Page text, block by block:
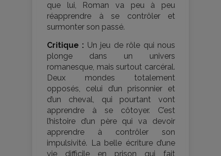
que lui, Roman va peu à peu
réapprendre à se contrôler et
surmonter son passé.
Critique : Un jeu de rôle qui nous
plonge dans un univers
romanesque, mais surtout carcéral.
Deux mondes totalement
opposés, celui d’un prisonnier et
d’un cheval, qui pourtant vont
apprendre à se côtoyer. C’est
l’histoire d’un père qui va devoir
apprendre à contrôler son
impulsivité. La belle écriture d’une
vie difficile en prison qui fait